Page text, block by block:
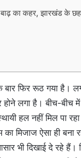
का कहर, झारखंड के छह
फिर रूठ गया है।
होने लगा है। बीच-
हल नहीं मिल पा
मिजाज ऐसा ही बना
भी दिखाई दे रहे हैं।